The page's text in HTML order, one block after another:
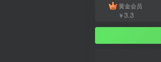
黄金会员
￥3.3